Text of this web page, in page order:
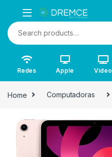
Search for:
Redes Apple Video
Home Computadoras